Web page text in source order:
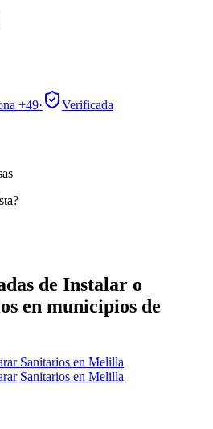
+49·
Verificada
de Instalar o
en municipios de
Sanitarios en Melilla
Sanitarios en Melilla